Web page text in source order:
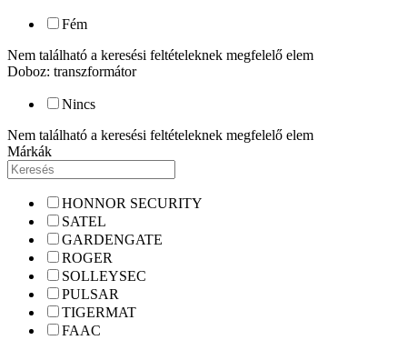
Fém
Nem található a keresési feltételeknek megfelelő elem
Doboz: transzformátor
Nincs
Nem található a keresési feltételeknek megfelelő elem
Márkák
HONNOR SECURITY
SATEL
GARDENGATE
ROGER
SOLLEYSEC
PULSAR
TIGERMAT
FAAC